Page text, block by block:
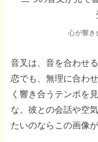
心が響き
音叉は、音を合わせ
恋でも、無理に合わ
く響き合うテンポを
な。彼との会話や空
たいのならこの画像